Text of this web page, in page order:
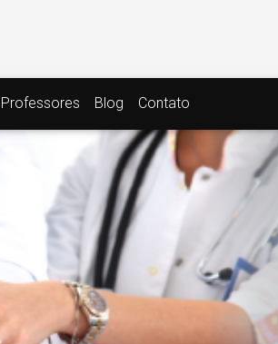
Professores Blog Contato